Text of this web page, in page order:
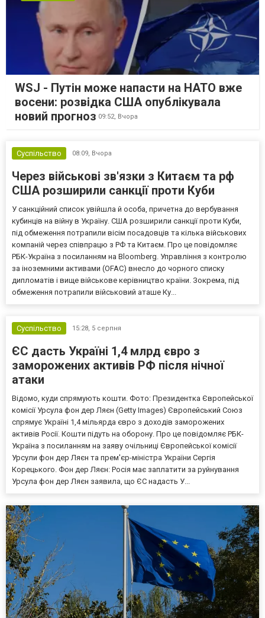
WSJ - Путін може напасти на НАТО вже
восени: розвідка США опублікувала
новий прогноз 09:52, Вчора
Суспільство 08:09, Вчора
Через військові зв'язки з Китаєм та рф
США розширили санкції проти Куби
У санкційний список увійшла й особа, причетна до вербування
кубинців на війну в Україну. США розширили санкції проти Куби,
під обмеження потрапили вісім посадовців та кілька військових
компаній через співпрацю з РФ та Китаєм. Про це повідомляє
РБК-Україна з посиланням на Bloomberg. Управління з контролю
за іноземними активами (OFAC) внесло до чорного списку
дипломатів і вище військове керівництво країни. Зокрема, під
обмеження потрапили військовий аташе Ку...
Суспільство 15:28, 5 серпня
ЄС дасть Україні 1,4 млрд євро з
заморожених активів РФ після нічної
атаки
Відомо, куди спрямують кошти. Фото: Президентка Європейської
комісії Урсула фон дер Ляєн (Getty Images) Європейський Союз
спрямує Україні 1,4 мільярда євро з доходів заморожених
активів Росії. Кошти підуть на оборону. Про це повідомляє РБК-
Україна з посиланням на заяву очільниці Європейської комісії
Урсули фон дер Ляєн та прем'єр-міністра України Сергія
Корецького. Фон дер Ляєн: Росія має заплатити за руйнування
Урсула фон дер Ляєн заявила, що ЄС надасть У...